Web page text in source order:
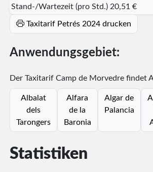
Stand-/Wartezeit (pro Std.) 20,51 €
Taxitarif Petrés 2024 drucken
Anwendungsgebiet:
Der Taxitarif Camp de Morvedre findet
Albalat
dels
Tarongers
Alfara
de la
Baronia
Algar de
Palancia
Statistiken